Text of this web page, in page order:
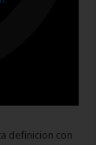
definicion con